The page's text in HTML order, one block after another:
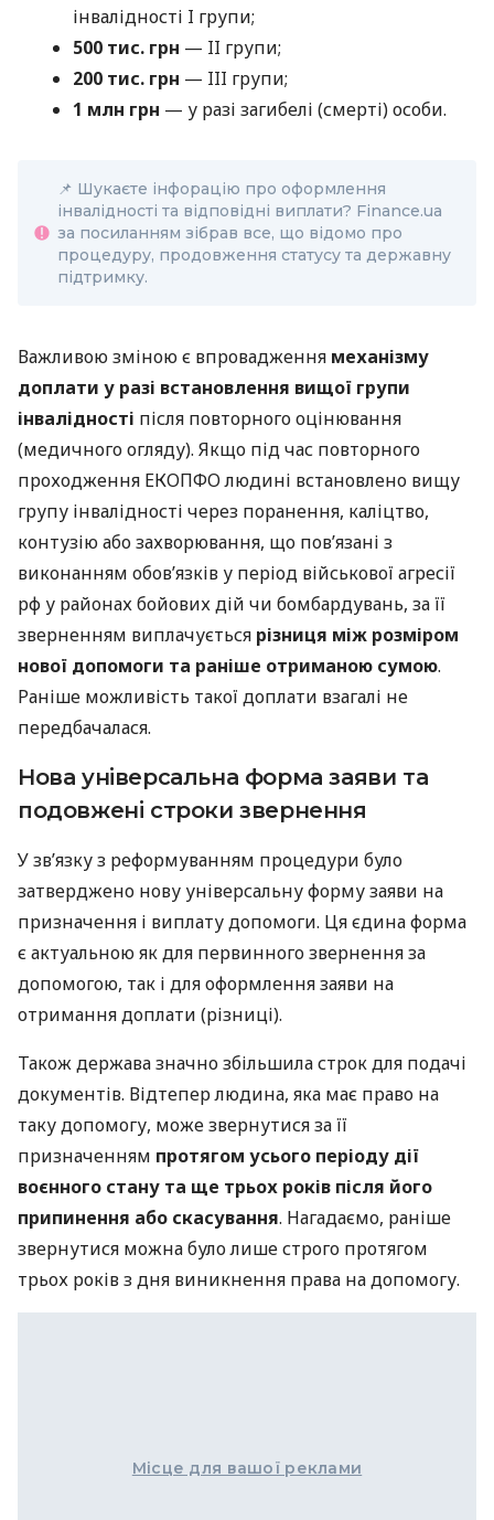
інвалідності I групи;
500 тис. грн — II групи;
200 тис. грн — III групи;
1 млн грн — у разі загибелі (смерті) особи.
📌 Шукаєте інфорацію про оформлення
інвалідності та відповідні виплати? Finance.ua
за посиланням зібрав все, що відомо про
процедуру, продовження статусу та державну
підтримку.
Важливою зміною є впровадження механізму
доплати у разі встановлення вищої групи
інвалідності після повторного оцінювання
(медичного огляду). Якщо під час повторного
проходження ЕКОПФО людині встановлено вищу
групу інвалідності через поранення, каліцтво,
контузію або захворювання, що пов’язані з
виконанням обов’язків у період військової агресії
рф у районах бойових дій чи бомбардувань, за її
зверненням виплачується різниця між розміром
нової допомоги та раніше отриманою сумою.
Раніше можливість такої доплати взагалі не
передбачалася.
Нова універсальна форма заяви та
подовжені строки звернення
У зв’язку з реформуванням процедури було
затверджено нову універсальну форму заяви на
призначення і виплату допомоги. Ця єдина форма
є актуальною як для первинного звернення за
допомогою, так і для оформлення заяви на
отримання доплати (різниці).
Також держава значно збільшила строк для подачі
документів. Відтепер людина, яка має право на
таку допомогу, може звернутися за її
призначенням протягом усього періоду дії
воєнного стану та ще трьох років після його
припинення або скасування. Нагадаємо, раніше
звернутися можна було лише строго протягом
трьох років з дня виникнення права на допомогу.
Місце для вашої реклами